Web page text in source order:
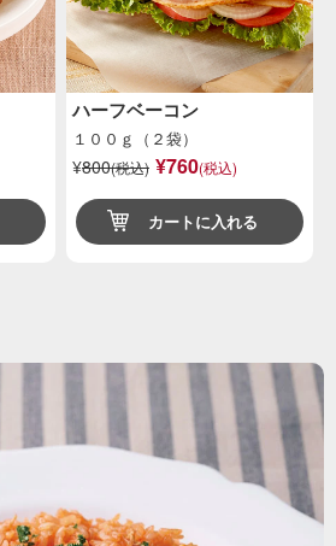
ハーフベーコン
１００ｇ（２袋）
¥800(税込) ¥760(税込)
カートに入れる